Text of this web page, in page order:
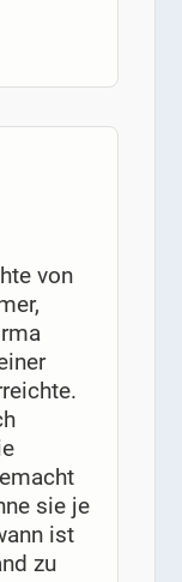
von
sie je
ist
zu